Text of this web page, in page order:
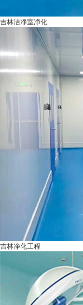
吉林洁净室净化
吉林净化工程